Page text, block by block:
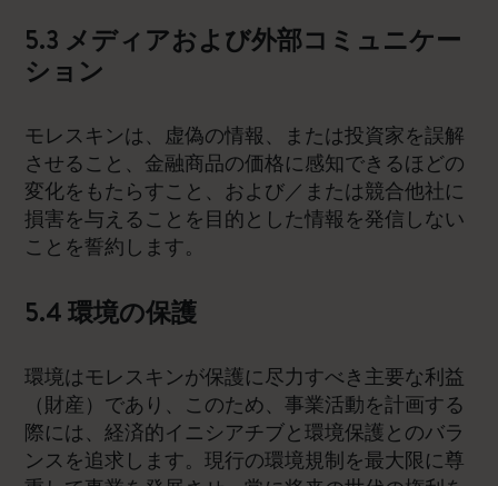
5.3 メディアおよび外部コミュニケー
ション
モレスキンは、虚偽の情報、または投資家を誤解
させること、金融商品の価格に感知できるほどの
変化をもたらすこと、および／または競合他社に
損害を与えることを目的とした情報を発信しない
ことを誓約します。
5.4 環境の保護
環境はモレスキンが保護に尽力すべき主要な利益
（財産）であり、このため、事業活動を計画する
際には、経済的イニシアチブと環境保護とのバラ
ンスを追求します。現行の環境規制を最大限に尊